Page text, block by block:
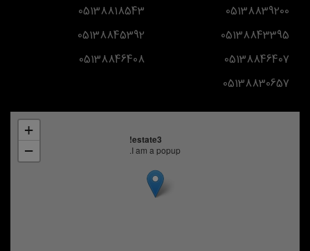
estate3!
I am a popup.
+
−
05138839200
05138818543
05138843395
05138845392
05138846407
05138846408
05138830657